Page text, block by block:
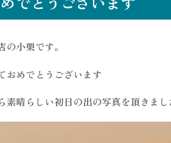
の小栗です。
おめでとうございます
素晴らしい初日の出の写真を頂きま